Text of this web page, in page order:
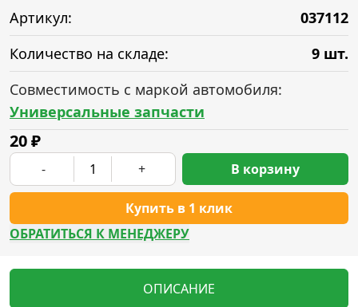
Артикул:
037112
Количество на складе:
9 шт.
Совместимость с маркой автомобиля:
Универсальные запчасти
20₽
- +
Купить в 1 клик
В корзину
ОБРАТИТЬСЯ К МЕНЕДЖЕРУ
ОПИСАНИЕ